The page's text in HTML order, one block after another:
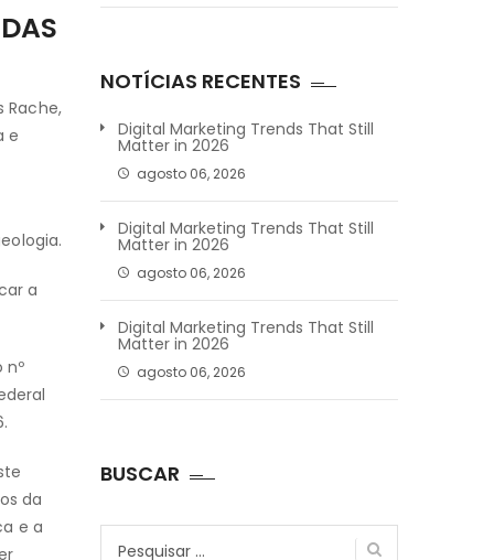
Rache,
e
a
nº
da
e a
NOTÍCIAS RECENTES
Digital Marketing Trends That Still
Matter in 2026
agosto 06, 2026
Digital Marketing Trends That Still
Matter in 2026
agosto 06, 2026
Digital Marketing Trends That Still
Matter in 2026
agosto 06, 2026
BUSCAR